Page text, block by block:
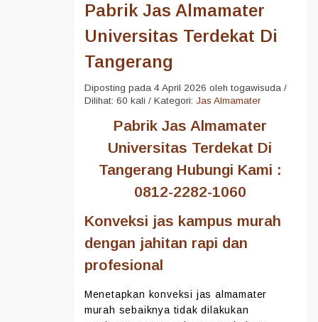
Pabrik Jas Almamater
Universitas Terdekat Di
Tangerang
Diposting pada 4 April 2026 oleh togawisuda /
Dilihat: 60 kali / Kategori: Jas Almamater
Pabrik Jas Almamater
Universitas Terdekat Di
Tangerang Hubungi Kami :
0812-2282-1060
Konveksi jas kampus murah
dengan jahitan rapi dan
profesional
Menetapkan konveksi jas almamater
murah sebaiknya tidak dilakukan